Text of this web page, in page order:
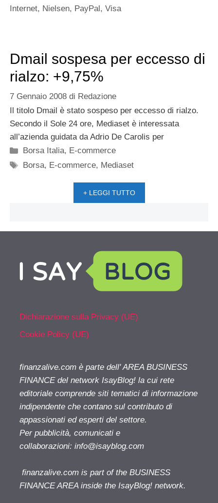
Internet, Nielsen, PayPal, Visa
Dmail sospesa per eccesso di
rialzo: +9,75%
7 Gennaio 2008 di Redazione
Il titolo Dmail è stato sospeso per eccesso di rialzo.
Secondo il Sole 24 ore, Mediaset è interessata
all’azienda guidata da Adrio De Carolis per
Categorie
Borsa Italia, E-commerce
Tag
Borsa, E-commerce, Mediaset
+ LEGGI TUTTO
Dichiarazione sulla Privacy (UE)
Cookie Policy (UE)
finanzalive.com è parte dell' AREA BUSINESS
FINANCE del network IsayBlog! la cui rete
editoriale comprende siti tematici di informazione
indipendente che contano sul contributo di
appassionati ed esperti del settore.
Per pubblicità, comunicati e
collaborazioni: info@isayblog.com
finanzalive.com is part of the BUSINESS
FINANCE AREA inside the IsayBlog! network.